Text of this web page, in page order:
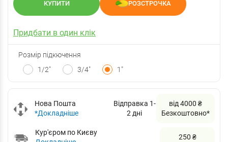
КУПИТИ РОЗСТРОЧКА
Придбати в один клік
Розмір підкючення
1/2"
3/4" 1"
Нова Пошта
*Докладніше
Відправка 1-
2 дні
від 4000 ₴
Безкоштовно*
Кур'єром по Києву
250 ₴